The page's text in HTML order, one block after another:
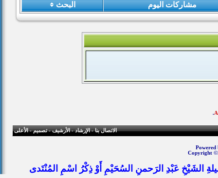
مشاركات اليوم البحث
.
الاتصال بنا-الإرشاد-الأرشيف-تصميم-الأعلى
Powered
Copyright
الشَيْخِ عَبْدِ الرَحمنِ السُحَيْمِ أَوْ ذِكْرُ اسْمِ المُنْتَدى